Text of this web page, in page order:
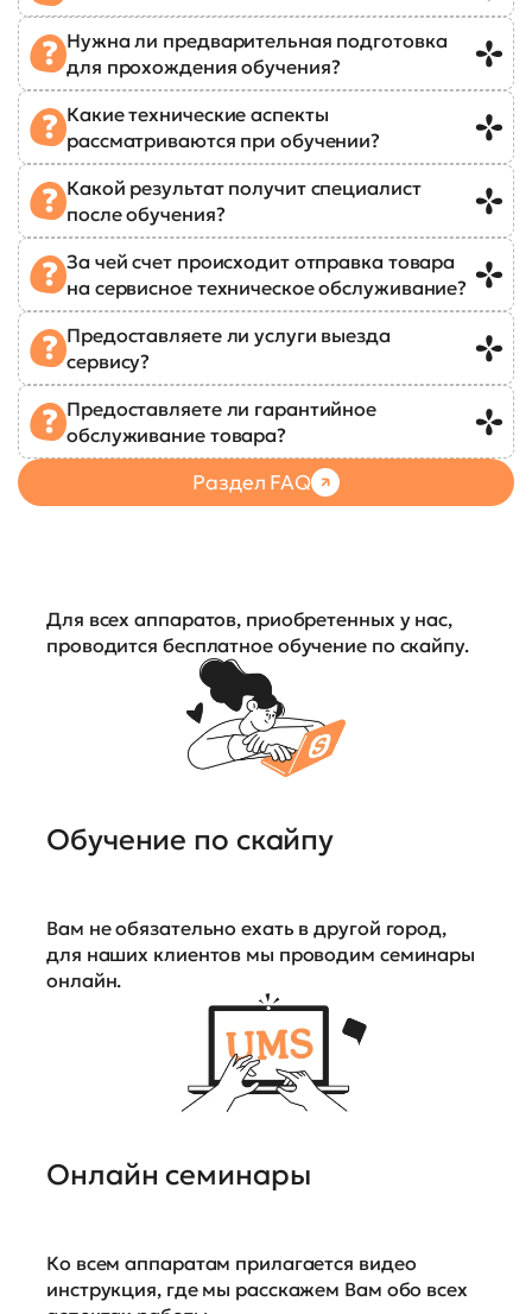
Нужна ли предварительная подготовка
для прохождения обучения?
Какие технические аспекты
рассматриваются при обучении?
Какой результат получит специалист
после обучения?
За чей счет происходит отправка товара
на сервисное техническое обслуживание?
Предоставляете ли услуги выезда
сервису?
Предоставляете ли гарантийное
обслуживание товара?
Раздел FAQ
Для всех аппаратов, приобретенных у нас,
проводится бесплатное обучение по скайпу.
Обучение по скайпу
Вам не обязательно ехать в другой город,
для наших клиентов мы проводим семинары
онлайн.
Онлайн семинары
Ко всем аппаратам прилагается видео
инструкция, где мы расскажем Вам обо всех